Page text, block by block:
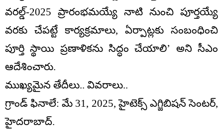
వరల్డ్-2025 ప్రారంభమయ్యే నాటి నుంచి పూర్తయ్యే
వరకు చేపట్టే కార్యక్రమాలు, ఏర్పాట్లకు సంబంధించి
పూర్తి స్థాయి ప్రణాళికను సిద్ధం చేయాలి’ అని సీఎం
ఆదేశించారు.
ముఖ్యమైన తేదీలు.. వివరాలు..
గ్రాండ్ ఫినాలే: మే 31, 2025, హైటెక్స్ ఎగ్జిబిషన్ సెంటర్,
హైదరాబాద్.